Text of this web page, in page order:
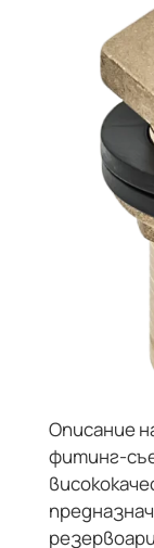
Описание
фитинг-